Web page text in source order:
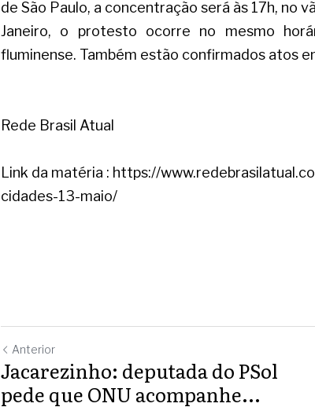
de São Paulo, a concentração será às 17h, no
Janeiro, o protesto ocorre no mesmo
fluminense. Também estão confirmados atos
Rede Brasil Atual
Link da matéria : https://
cidades-13-maio/
Anterior
Jacarezinho: deputada do PSol
pede que ONU acompanhe...